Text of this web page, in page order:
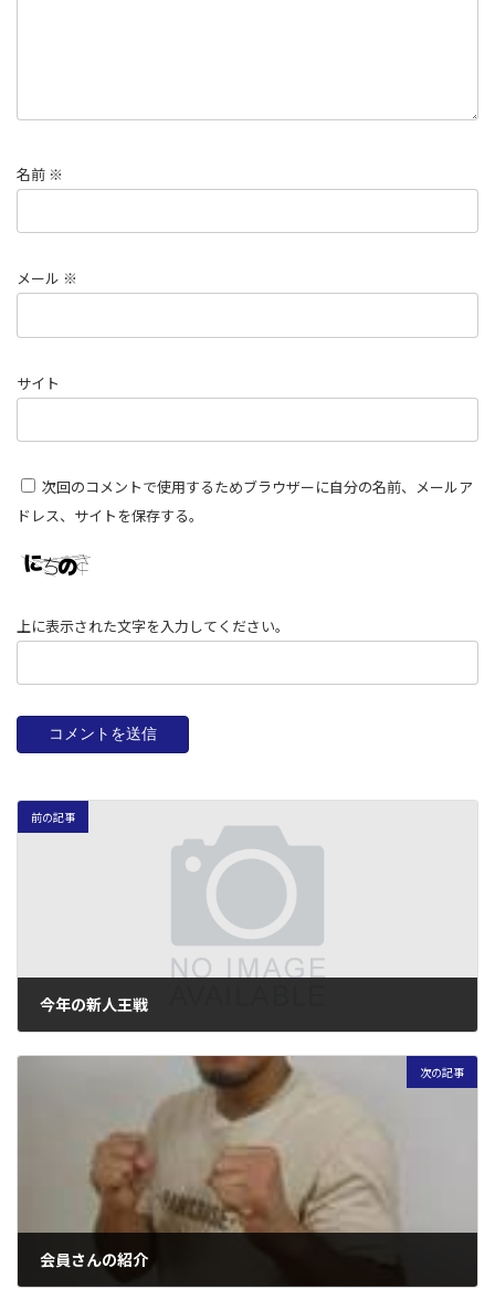
名前 ※
メール ※
サイト
次回のコメントで使用するためブラウザーに自分の名前、メールア
ドレス、サイトを保存する。
上に表示された文字を入力してください。
前の記事
今年の新人王戦
次の記事
会員さんの紹介